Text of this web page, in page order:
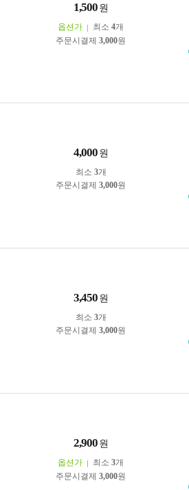
1,500 원
옵션가 최소 4개
주문시결제 3,000원
4,000 원
최소 3개
주문시결제 3,000원
3,450 원
최소 3개
주문시결제 3,000원
2,900 원
옵션가 최소 3개
주문시결제 3,000원